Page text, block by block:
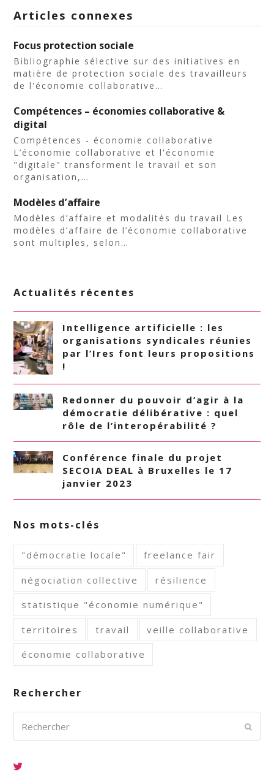
Articles connexes
Focus protection sociale
Bibliographie sélective sur des initiatives en
matière de protection sociale des travailleurs
de l'économie collaborative…
Compétences – économies collaborative &
digital
Compétences - économie collaborative
L’économie collaborative et l'économie
"digitale" transforment le travail et son
organisation,…
Modèles d’affaire
Modèles d’affaire et modalités du travail Les
modèles d’affaire de l’économie collaborative
sont multiples, selon…
Actualités récentes
Intelligence artificielle : les
organisations syndicales réunies
par l’Ires font leurs propositions
!
Redonner du pouvoir d’agir à la
démocratie délibérative : quel
rôle de l’interopérabilité ?
Conférence finale du projet
SECOIA DEAL à Bruxelles le 17
janvier 2023
Nos mots-clés
"démocratie locale" freelance fair
négociation collective résilience
statistique "économie numérique"
territoires travail veille collaborative
économie collaborative
Rechercher